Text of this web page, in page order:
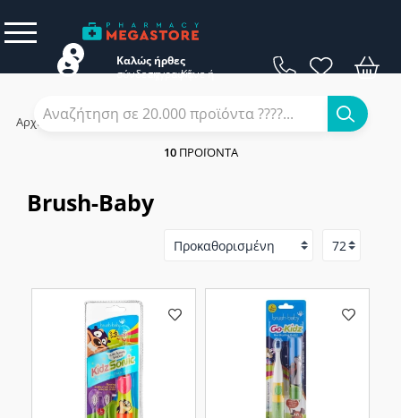
Καλώς ήρθες
Κάνε
σύνδεση ή
εγγραφή
Αρχική / Εταιρίες
Brush-Baby
10ΠΡΟΪΌΝΤΑ
Brush-Baby